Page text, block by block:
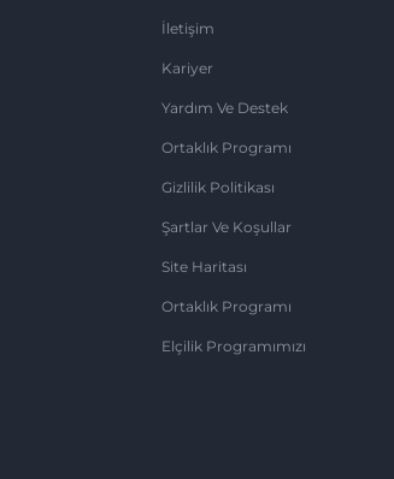
İletişim
Kariyer
Yardım Ve Destek
Ortaklık Programı
Gizlilik Politikası
Şartlar Ve Koşullar
Site Haritası
Ortaklık Programı
Elçilik Programımızı